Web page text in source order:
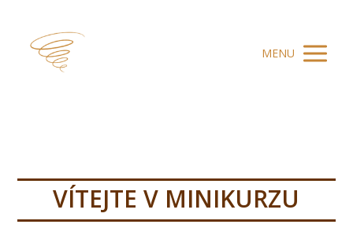
MENU
VÍTEJTE V MINIKURZU